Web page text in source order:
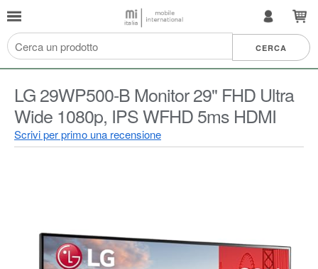
LG 29WP500-B Monitor 29" FHD Ultra
Wide 1080p, IPS WFHD 5ms HDMI
Scrivi per primo una recensione